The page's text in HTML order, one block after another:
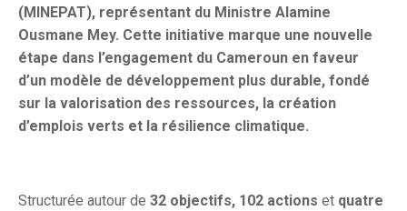
(MINEPAT), représentant du Ministre Alamine
Ousmane Mey. Cette initiative marque une nouvelle
étape dans l’engagement du Cameroun en faveur
d’un modèle de développement plus durable, fondé
sur la valorisation des ressources, la création
d’emplois verts et la résilience climatique.
Structurée autour de 32 objectifs, 102 actions et quatre